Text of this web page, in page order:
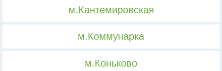
м.Кантемировская
м.Коммунарка
м.Коньково